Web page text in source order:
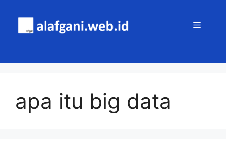
content
MENU
apa itu big data